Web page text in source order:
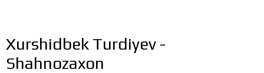
Xurshidbek Turdiyev -
Shahnozaxon